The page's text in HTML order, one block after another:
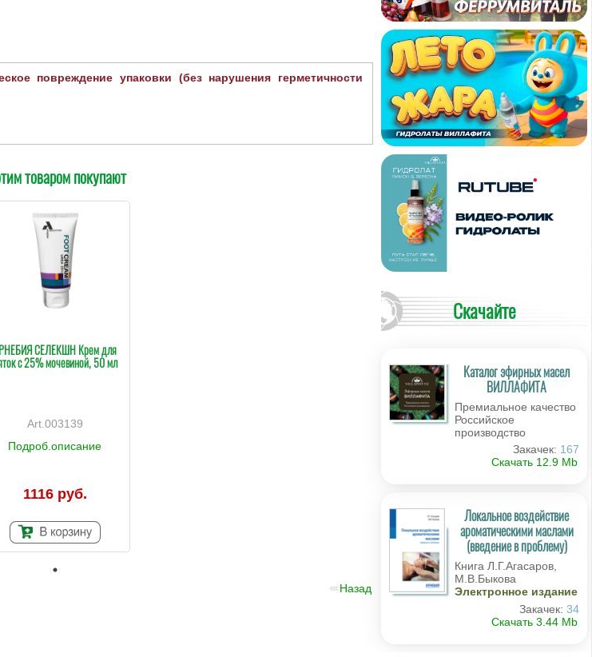
повреждение упаковки (без нарушения герметичности
товаром покупают
СЕЛЕКШН Крем для
с 25% мочевиной, 50 мл
003139
Подроб.описание
1116 руб.
Назад
Скачайте
Каталог эфирных масел
ВИЛЛАФИТА
Премиальное качество
Российское
производство
Закачек: 167
Скачать 12.9 Мb
Локальное воздействие
ароматическими маслами
(введение в проблему)
Книга Л.Г.Агасаров,
М.В.Быкова
Электронное издание
Закачек: 34
Скачать 3.44 Мb